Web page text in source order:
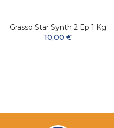
Grasso Star Synth 2 Ep 1 Kg
10,00 €